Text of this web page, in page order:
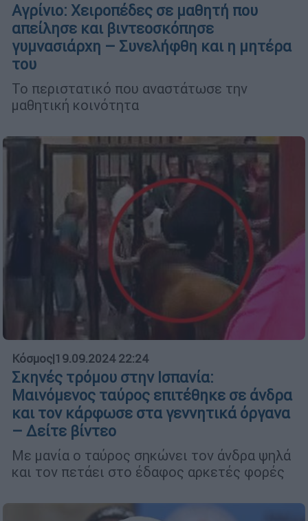
Αγρίνιο: Χειροπέδες σε μαθητή που
απείλησε και βιντεοσκόπησε
γυμνασιάρχη – Συνελήφθη και η μητέρα
του
Το περιστατικό που αναστάτωσε την
μαθητική κοινότητα
Κόσμος|19.09.2024 22:24
Σκηνές τρόμου στην Ισπανία:
Μαινόμενος ταύρος επιτέθηκε σε άνδρα
και τον κάρφωσε στα γεννητικά όργανα
– Δείτε βίντεο
Με μανία ο ταύρος σηκώνει τον άνδρα ψηλά
και τον πετάει στο έδαφος αρκετές φορές